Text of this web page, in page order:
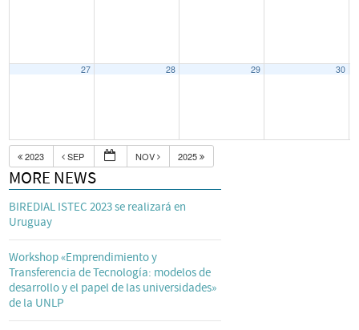
27 28 29 30
2023 SEP NOV 2025
MORE NEWS
BIREDIAL ISTEC 2023 se realizará en
Uruguay
Workshop «Emprendimiento y
Transferencia de Tecnología: modelos de
desarrollo y el papel de las universidades»
de la UNLP